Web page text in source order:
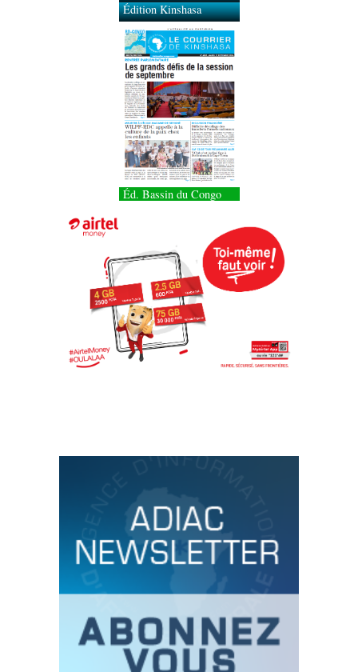
Édition Kinshasa
Éd. Bassin du Congo